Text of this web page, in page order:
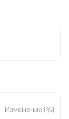
Изменение (%)